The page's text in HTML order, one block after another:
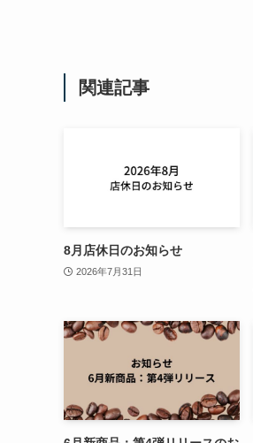
関連記事
8月店休日のお知らせ
2026年7月31日